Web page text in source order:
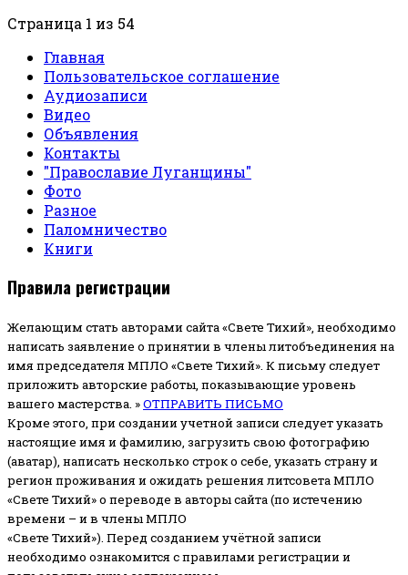
Страница 1 из 54
Главная
Пользовательское соглашение
Аудиозаписи
Видео
Объявления
Контакты
"Православие Луганщины"
Фото
Разное
Паломничество
Книги
Правила регистрации
Желающим стать авторами сайта «Свете Тихий», необходимо
написать заявление о принятии в члены литобъединения на
имя председателя МПЛО «Свете Тихий». К письму следует
приложить авторские работы, показывающие уровень
вашего мастерства. »ОТПРАВИТЬ ПИСЬМО
Кроме этого, при создании учетной записи следует указать
настоящие имя и фамилию, загрузить свою фотографию
(аватар), написать несколько строк о себе, указать страну и
регион проживания и ожидать решения литсовета МПЛО
«Свете Тихий» о переводе в авторы сайта (по истечению
времени – и в члены МПЛО
«Свете Тихий»). Перед созданием учётной записи
необходимо ознакомится с правилами регистрации и